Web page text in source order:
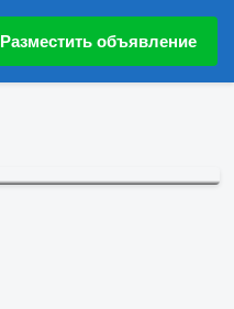
Разместить объявление